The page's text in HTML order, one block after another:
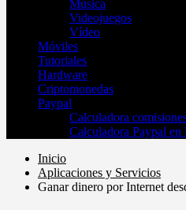
Música
Videojuegos
Vídeo
Móviles
Tutoriales
Hardware
Criptomonedas
Paypal
Calculadora
Calculadora Paypal en
Inicio
Aplicaciones y Servicios
Ganar dinero por Internet